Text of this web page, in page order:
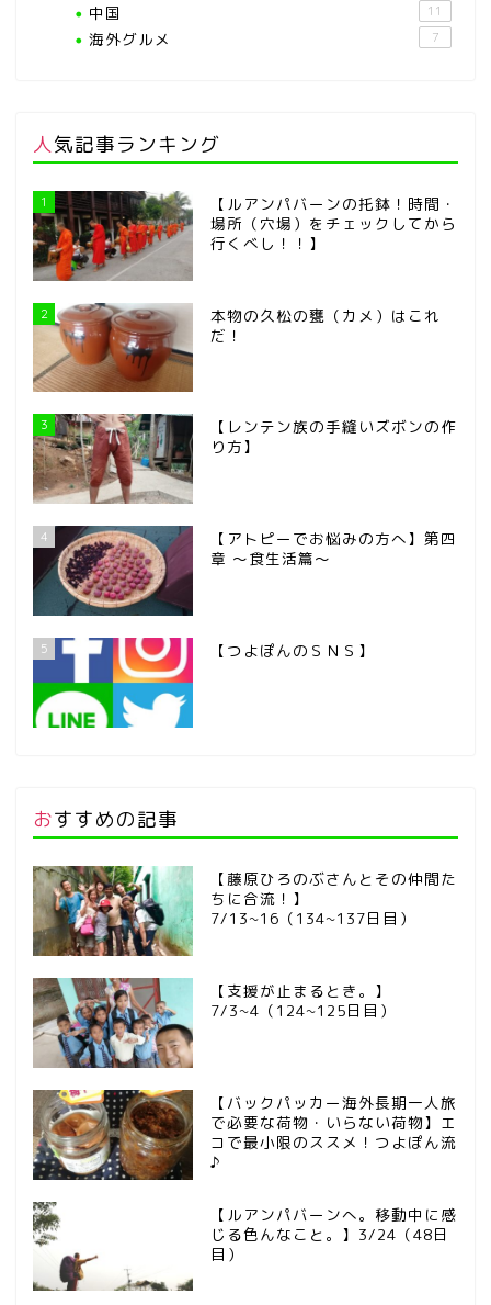
中国 11
海外グルメ 7
人気記事ランキング
1
【ルアンパバーンの托鉢！時間・
場所（穴場）をチェックしてから
行くべし！！】
2
本物の久松の甕（カメ）はこれ
だ！
3
【レンテン族の手縫いズボンの作
り方】
4
【アトピーでお悩みの方へ】第四
章 ～食生活篇～
5 【つよぽんのＳＮＳ】
おすすめの記事
【藤原ひろのぶさんとその仲間た
ちに合流！】
7/13~16（134~137日目）
【支援が止まるとき。】
7/3~4（124~125日目）
【バックパッカー海外長期一人旅
で必要な荷物・いらない荷物】エ
コで最小限のススメ！つよぽん流
♪
【ルアンパバーンへ。移動中に感
じる色んなこと。】3/24（48日
目）